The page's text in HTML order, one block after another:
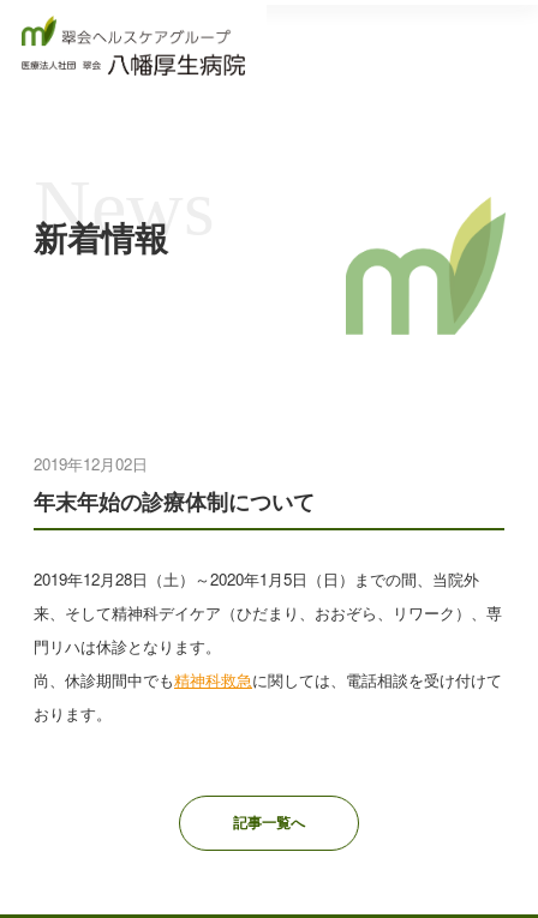
News
新着情報
2019年12月02日
年末年始の診療体制について
2019年12月28日（土）～2020年1月5日（日）までの間、当院外
来、そして精神科デイケア（ひだまり、おおぞら、リワーク）、専
門リハは休診となります。
尚、休診期間中でも精神科救急に関しては、電話相談を受け付けて
おります。
記事一覧へ